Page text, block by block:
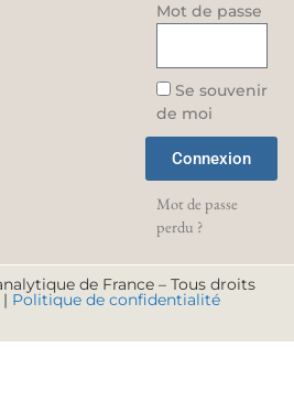
Mot de passe
Se souvenir
de moi
Connexion
Mot de passe
perdu ?
de France – Tous droits
Politique de confidentialité